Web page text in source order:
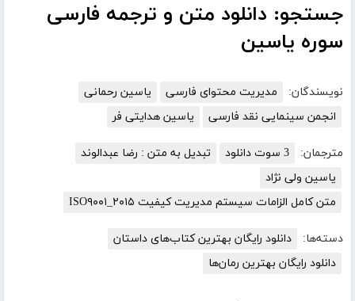
جستجو: دانلود متن و ترجمه فارسی
سوره یاسین
نویسندگان: مدیریت محتوای فارسی
یاسین رحمانی
انجمن سینمایی نقد فارسی
یاسین هدایتی فر
مترجمان: 3 سوت دانلود
تبدیل به متن : رضا عبدالوند
یاسین ولی نژاد
متن کامل الزامات سیستم مدیریت کیفیت ISO۹۰۰۱_۲۰۱۵
دسته‌ها:
دانلود رایگان بهترین کتاب‌های داستان
دانلود رایگان بهترین رمان‌ها